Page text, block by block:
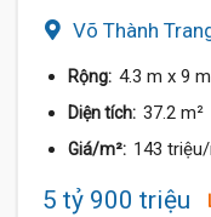
Võ Thành
Rộng: 4.3 m x 9 m
Diện tích: 37.2 m²
Giá/m²: 143
5 tỷ 900 triệu